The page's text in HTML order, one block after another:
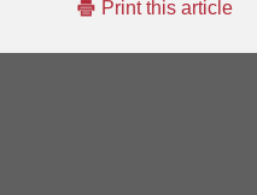
Print this article